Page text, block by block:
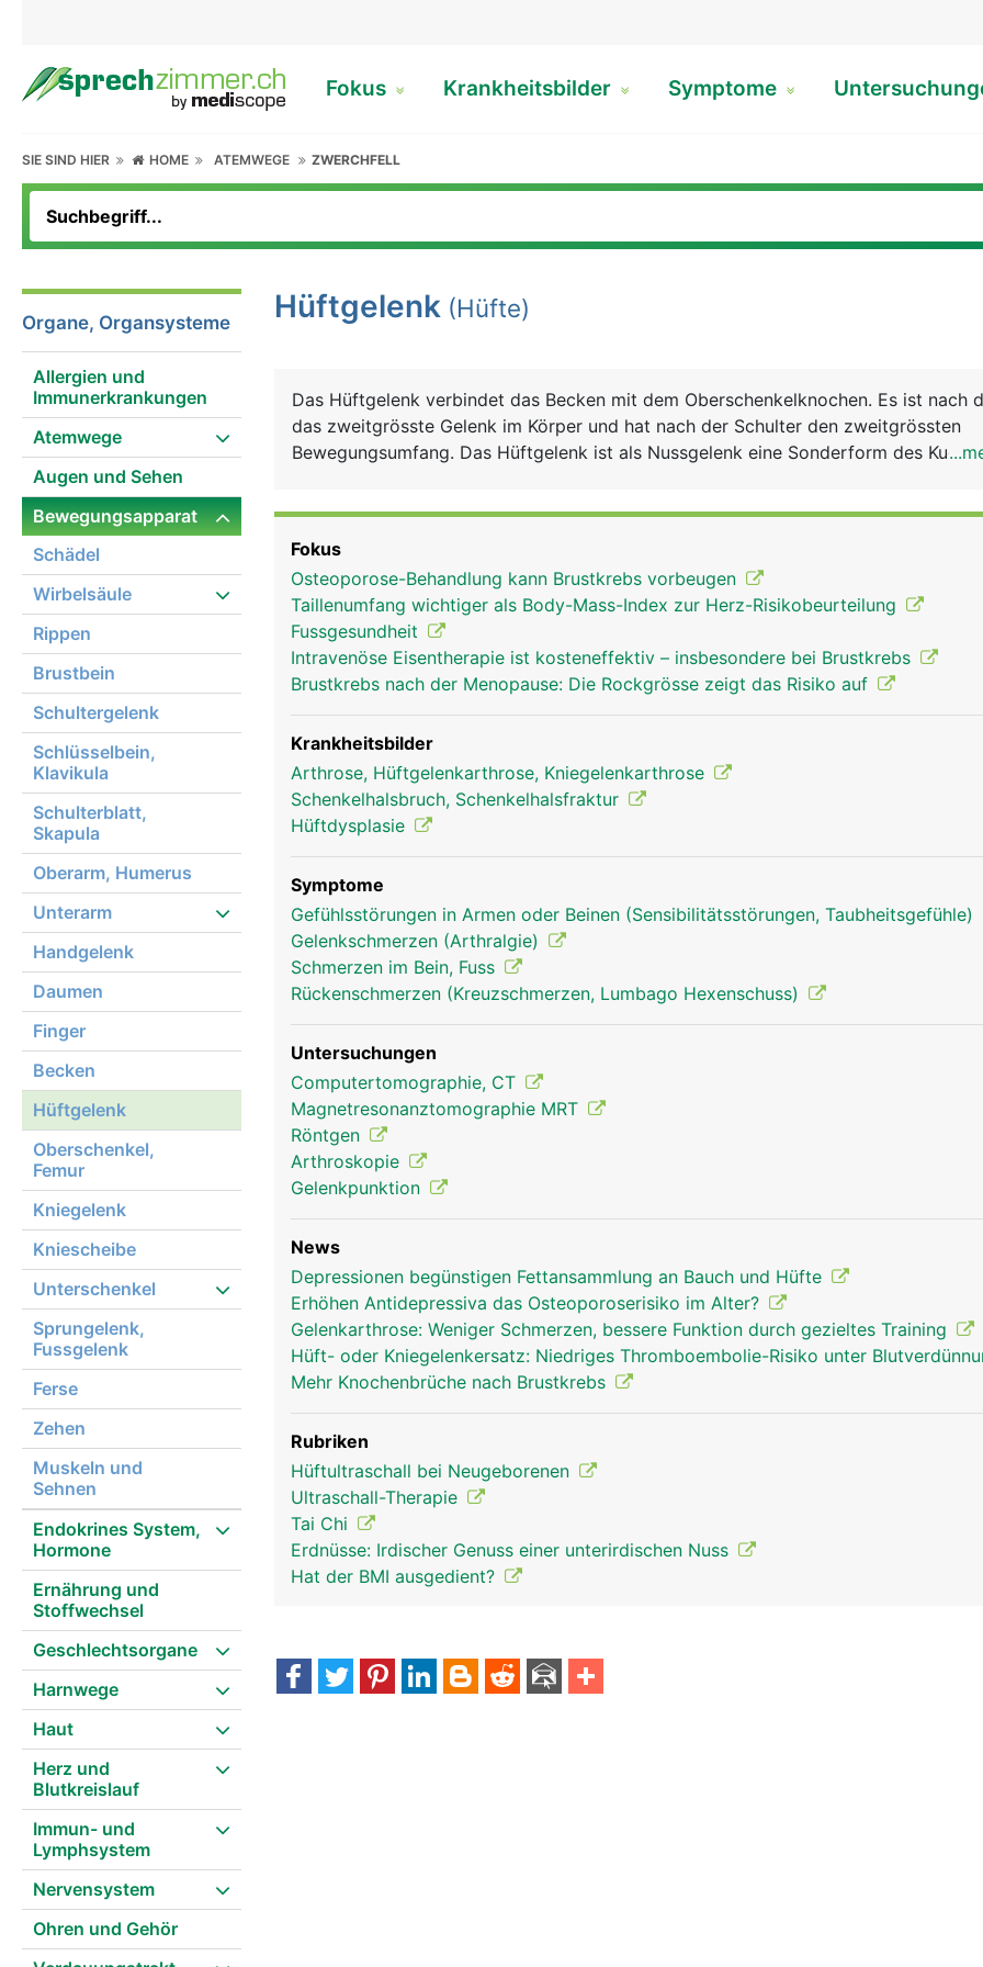
Fokus Krankheitsbilder Symptome
SIE SIND HIER HOME ATEMWEGE ZWERCHFELL
Organe, Organsysteme
Allergien und
Immunerkrankungen
Atemwege
Augen und Sehen
Bewegungsapparat
Schädel
Wirbelsäule
Rippen
Brustbein
Schultergelenk
Schlüsselbein,
Klavikula
Schulterblatt,
Skapula
Oberarm, Humerus
Unterarm
Handgelenk
Daumen
Finger
Becken
Hüftgelenk
Oberschenkel,
Femur
Kniegelenk
Kniescheibe
Unterschenkel
Sprungelenk,
Fussgelenk
Ferse
Zehen
Muskeln und
Sehnen
Endokrines System,
Hormone
Ernährung und
Stoffwechsel
Geschlechtsorgane
Harnwege
Haut
Herz und
Blutkreislauf
Immun- und
Lymphsystem
Nervensystem
Ohren und Gehör
Hüftgelenk (Hüfte)
Das Hüftgelenk verbindet das Becken mit dem Oberschenkelknochen. Es ist nach
das zweitgrösste Gelenk im Körper und hat nach der Schulter den zweitgrössten
Bewegungsumfang. Das Hüftgelenk ist als Nussgelenk eine Sonderform des
Gelenkknorpel bezogen und in Gelenkschmiere eingebettet. Das Hüftgelenk wird
festen Gelenkkapsel umgeben und durch kräftige Bänder und den umliegenden
stabilisiert. Die Bewegung des Beines wird durch das Zusammenspiel von Gelenk,
und Muskeln ermöglicht.
Fokus
Osteoporose-Behandlung kann Brustkrebs vorbeugen
Taillenumfang wichtiger als Body-Mass-Index zur Herz-Risikobeurteilung
Fussgesundheit
Intravenöse Eisentherapie ist kosteneffektiv – insbesondere bei Brustkrebs
Brustkrebs nach der Menopause: Die Rockgrösse zeigt das Risiko auf
Krankheitsbilder
Arthrose, Hüftgelenkarthrose, Kniegelenkarthrose
Schenkelhalsbruch, Schenkelhalsfraktur
Hüftdysplasie
Symptome
Gefühlsstörungen in Armen oder Beinen (Sensibilitätsstörungen, Taubheitsgefühle)
Gelenkschmerzen (Arthralgie)
Schmerzen im Bein, Fuss
Rückenschmerzen (Kreuzschmerzen, Lumbago Hexenschuss)
Untersuchungen
Computertomographie, CT
Magnetresonanztomographie MRT
Röntgen
Arthroskopie
Gelenkpunktion
News
Depressionen begünstigen Fettansammlung an Bauch und Hüfte
Erhöhen Antidepressiva das Osteoporoserisiko im Alter?
Gelenkarthrose: Weniger Schmerzen, bessere Funktion durch gezieltes Training
Hüft- oder Kniegelenkersatz: Niedriges Thromboembolie-Risiko unter
Mehr Knochenbrüche nach Brustkrebs
Rubriken
Hüftultraschall bei Neugeborenen
Ultraschall-Therapie
Tai Chi
Erdnüsse: Irdischer Genuss einer unterirdischen Nuss
Hat der BMI ausgedient?